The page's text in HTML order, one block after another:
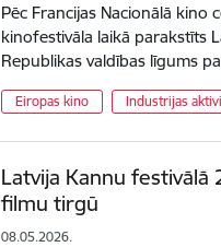
Pēc Francijas Nacionālā kino
kinofestivāla laikā parakstīts
Republikas valdības līgums
Eiropas kino Industrijas
Latvija Kannu festivālā
filmu tirgū
08.05.2026.